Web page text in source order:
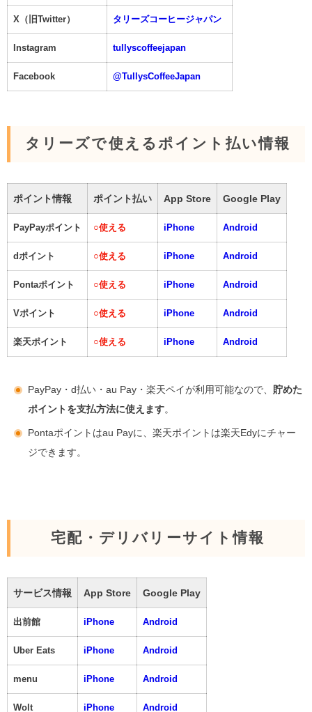
X（旧Twitter） タリーズコーヒージャパン
Instagram tullyscoffeejapan
Facebook @TullysCoffeeJapan
タリーズで使えるポイント払い情報
ポイント情報 ポイント払い App Store Google Play
PayPayポイント ○使える iPhone Android
dポイント ○使える iPhone Android
Pontaポイント ○使える iPhone Android
Vポイント ○使える iPhone Android
楽天ポイント ○使える iPhone Android
PayPay・d払い・au Pay・楽天ペイが利用可能なので、 貯めた
ポイントを支払方法に使えます。
Pontaポイントはau Payに、楽天ポイントは楽天Edyにチャー
ジできます。
宅配・デリバリーサイト情報
サービス情報 App Store Google Play
出前館 iPhone Android
Uber Eats iPhone Android
menu iPhone Android
Wolt iPhone Android